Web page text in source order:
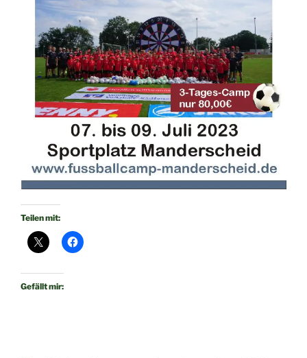
Teilen mit:
Gefällt mir: